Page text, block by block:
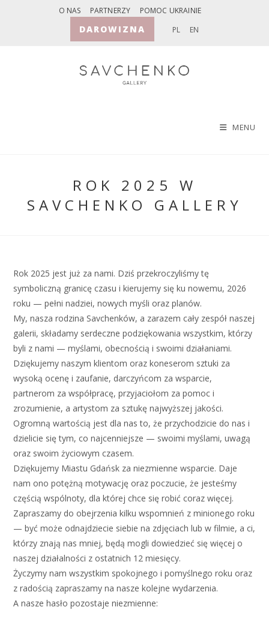
O NAS PARTNERZY POMOC UKRAINIE
DAROWIZNA PL EN
MENU
ROK 2025 W
SAVCHENKO GALLERY
Rok 2025 jest już za nami. Dziś przekroczyliśmy tę
symboliczną granicę czasu i kierujemy się ku nowemu, 2026
roku — pełni nadziei, nowych myśli oraz planów.
My, nasza rodzina Savchenków, a zarazem cały zespół naszej
galerii, składamy serdeczne podziękowania wszystkim, którzy
byli z nami — myślami, obecnością i swoimi działaniami.
Dziękujemy naszym klientom oraz koneserom sztuki za
wysoką ocenę i zaufanie, darczyńcom za wsparcie,
partnerom za współpracę, przyjaciołom za pomoc i
zrozumienie, a artystom za sztukę najwyższej jakości.
Ogromną wartością jest dla nas to, że przychodzicie do nas i
dzielicie się tym, co najcenniejsze — swoimi myślami, uwagą
oraz swoim życiowym czasem.
Dziękujemy Miastu Gdańsk za niezmienne wsparcie. Daje
nam ono potężną motywację oraz poczucie, że jesteśmy
częścią wspólnoty, dla której chce się robić coraz więcej.
Zapraszamy do obejrzenia kilku wspomnień z minionego roku
— być może odnajdziecie siebie na zdjęciach lub w filmie, a ci,
którzy znają nas mniej, będą mogli dowiedzieć się więcej o
naszej działalności z ostatnich 12 miesięcy.
Życzymy nam wszystkim spokojnego i pomyślnego roku oraz
z radością zapraszamy na nasze kolejne wydarzenia.
A nasze hasło pozostaje niezmienne: